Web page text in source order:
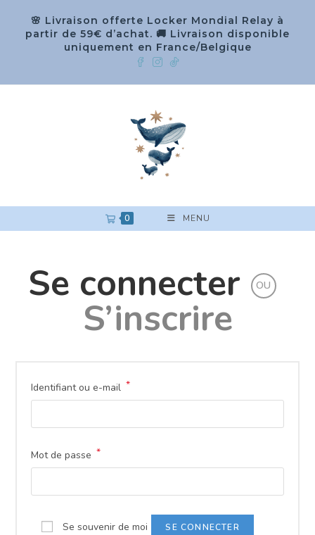
🌸 Livraison offerte Locker Mondial Relay à
partir de 59€ d’achat. 🚚 Livraison disponible
uniquement en France/Belgique
0 MENU
Se connecter OU
S’inscrire
Identifiant ou e-mail *
Mot de passe *
Se souvenir de moi SE CONNECTER